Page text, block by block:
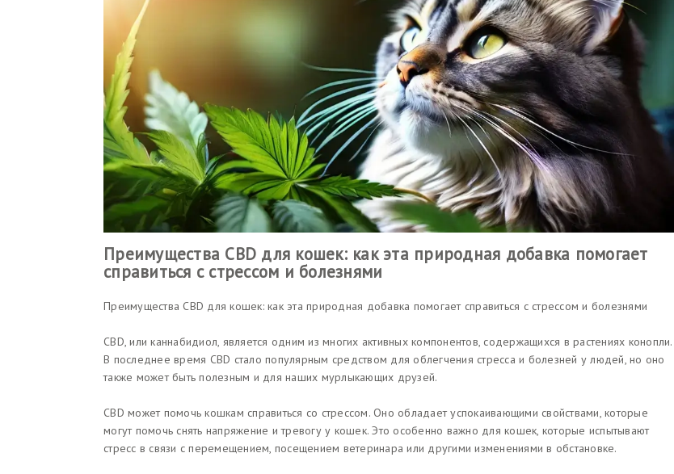
Преимущества CBD для кошек: как эта природная добавка помогает
справиться с стрессом и болезнями
Преимущества CBD для кошек: как эта природная добавка помогает справиться с стрессом и болезнями
CBD, или каннабидиол, является одним из многих активных компонентов, содержащихся в растениях конопли.
В последнее время CBD стало популярным средством для облегчения стресса и болезней у людей, но оно
также может быть полезным и для наших мурлыкающих друзей.
CBD может помочь кошкам справиться со стрессом. Оно обладает успокаивающими свойствами, которые
могут помочь снять напряжение и тревогу у кошек. Это особенно важно для кошек, которые испытывают
стресс в связи с перемещением, посещением ветеринара или другими изменениями в обстановке.